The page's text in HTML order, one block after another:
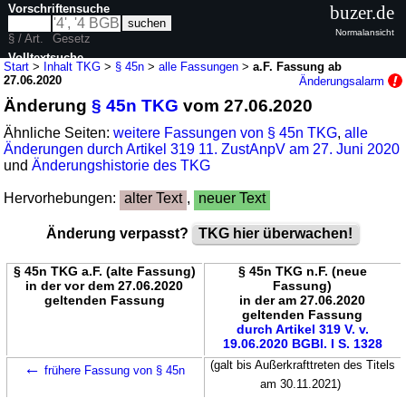
Start > Inhalt TKG > § 45n >alle Fassungen >a.F. Fassung ab
27.06.2020
Änderungsalarm
Änderung§ 45n TKG vom 27.06.2020
Ähnliche Seiten:weitere Fassungen von § 45n TKG,alle
Änderungen durch Artikel 319 11. ZustAnpV am 27. Juni 2020
undÄnderungshistorie des TKG
Hervorhebungen: alter Text , neuer Text
Änderung verpasst? TKG hier überwachen!
§ 45n TKG a.F. (alte Fassung)
in der vor dem 27.06.2020
geltenden Fassung
§ 45n TKG n.F. (neue
Fassung)
in der am 27.06.2020
geltenden Fassung
durch Artikel 319 V. v.
19.06.2020 BGBl. I S. 1328
← frühere Fassung von § 45n
(galt bis Außerkrafttreten des Titels
am 30.11.2021)
Vorschriftensuche
§ / Art.
Gesetz
Volltextsuche
buzer.de
Normalansicht